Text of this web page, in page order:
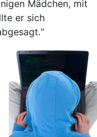
Mädchen, mit
er sich